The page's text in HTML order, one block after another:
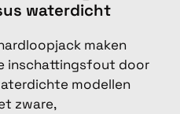
waterdicht
maken
inschattingsfout door
modellen
zware,